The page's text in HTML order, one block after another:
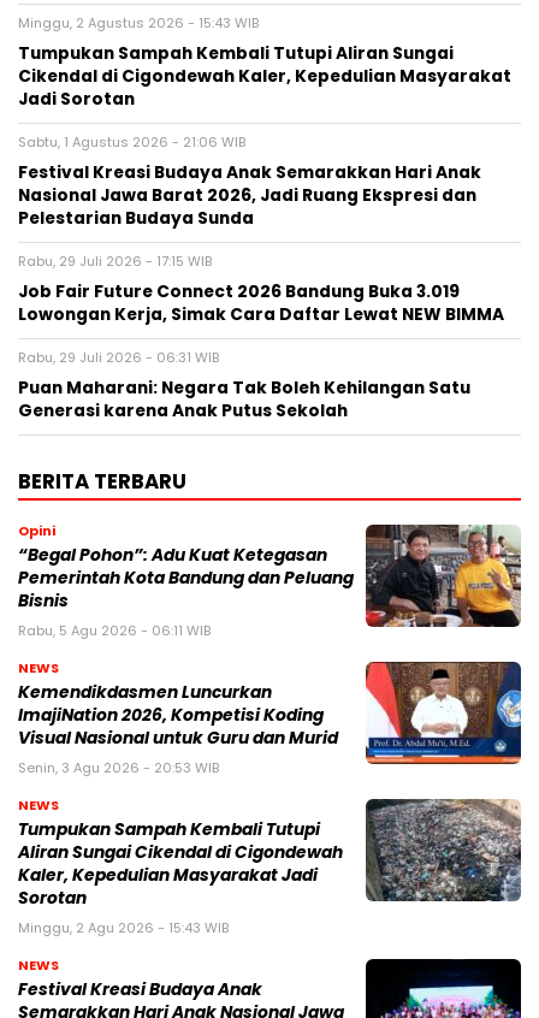
Minggu, 2 Agustus 2026 - 15:43 WIB
Tumpukan Sampah Kembali Tutupi Aliran Sungai
Cikendal di Cigondewah Kaler, Kepedulian Masyarakat
Jadi Sorotan
Sabtu, 1 Agustus 2026 - 21:06 WIB
Festival Kreasi Budaya Anak Semarakkan Hari Anak
Nasional Jawa Barat 2026, Jadi Ruang Ekspresi dan
Pelestarian Budaya Sunda
Rabu, 29 Juli 2026 - 17:15 WIB
Job Fair Future Connect 2026 Bandung Buka 3.019
Lowongan Kerja, Simak Cara Daftar Lewat NEW BIMMA
Rabu, 29 Juli 2026 - 06:31 WIB
Puan Maharani: Negara Tak Boleh Kehilangan Satu
Generasi karena Anak Putus Sekolah
BERITA TERBARU
Opini
“Begal Pohon”: Adu Kuat Ketegasan
Pemerintah Kota Bandung dan Peluang
Bisnis
Rabu, 5 Agu 2026 - 06:11 WIB
NEWS
Kemendikdasmen Luncurkan
ImajiNation 2026, Kompetisi Koding
Visual Nasional untuk Guru dan Murid
Senin, 3 Agu 2026 - 20:53 WIB
NEWS
Tumpukan Sampah Kembali Tutupi
Aliran Sungai Cikendal di Cigondewah
Kaler, Kepedulian Masyarakat Jadi
Sorotan
Minggu, 2 Agu 2026 - 15:43 WIB
NEWS
Festival Kreasi Budaya Anak
Semarakkan Hari Anak Nasional Jawa